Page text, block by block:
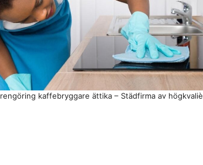
rengöring kaffebryggare ättika – Städfirma av högkvaliè